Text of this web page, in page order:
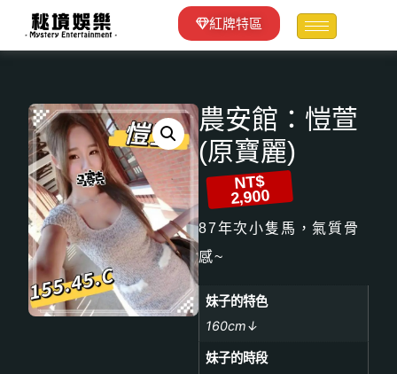
紅牌特區
農安館：愷萱
(原寶麗)
NT$
2,900
87年次小隻馬，氣質骨
感~
妹子的特色
160cm↓
妹子的時段